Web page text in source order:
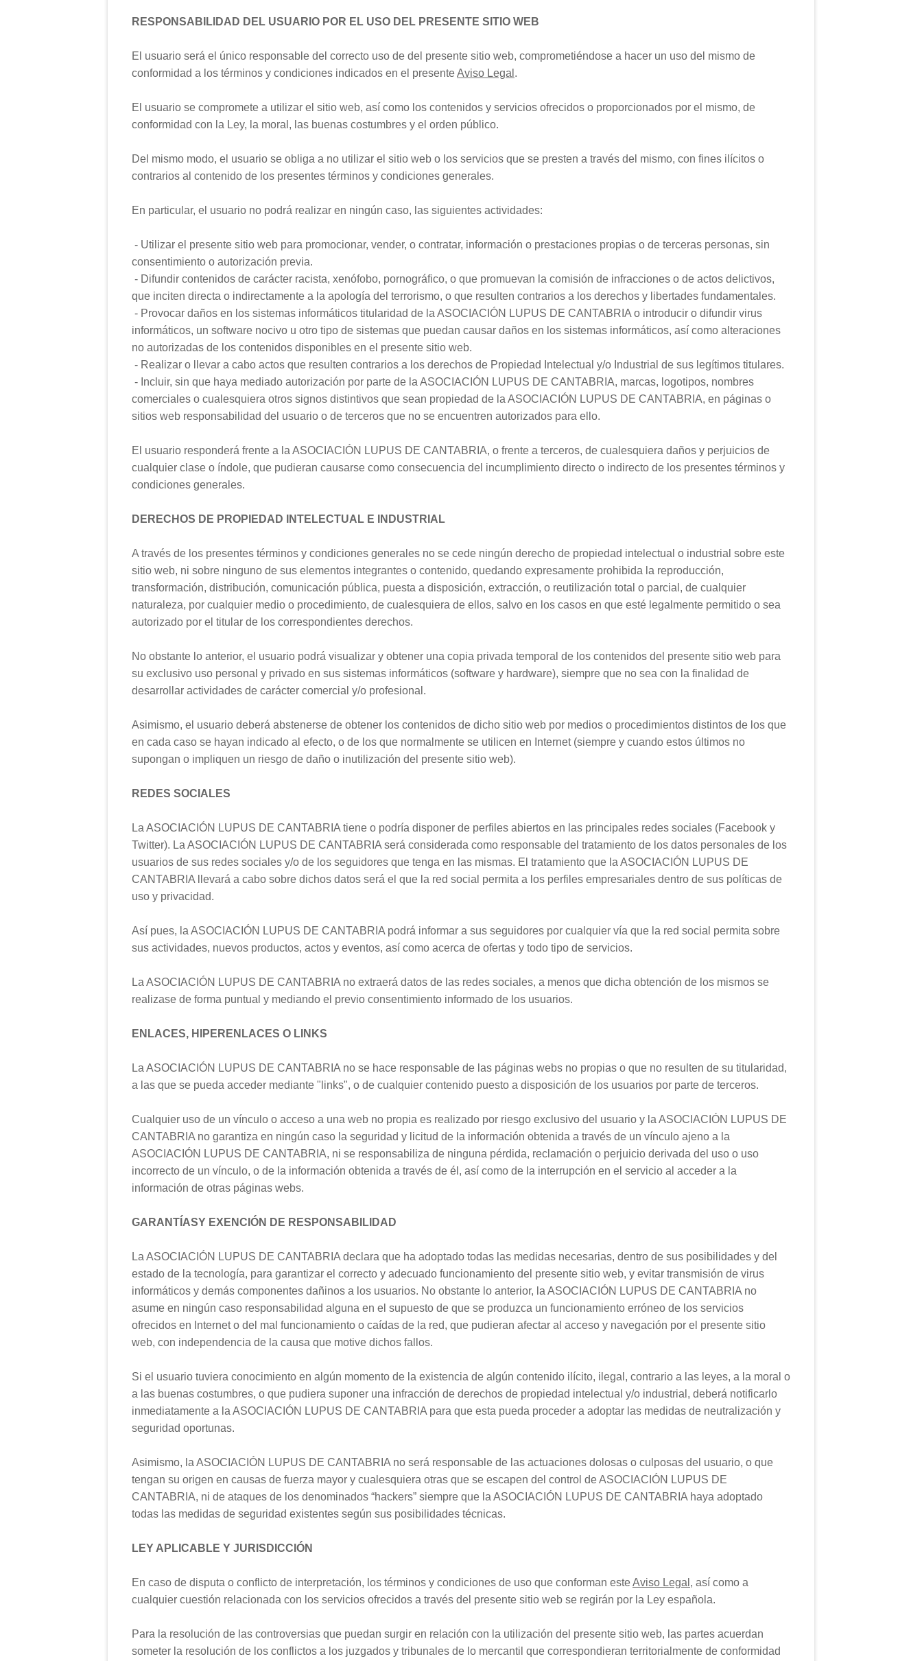
RESPONSABILIDAD DEL USUARIO POR EL USO DEL PRESENTE SITIO WEB
El usuario será el único responsable del correcto uso de del presente sitio web, comprometiéndose a hacer un uso del mismo de
conformidad a los términos y condiciones indicados en el presenteAviso Legal .
El usuario se compromete a utilizar el sitio web, así como los contenidos y servicios ofrecidos o proporcionados por el mismo, de
conformidad con la Ley, la moral, las buenas costumbres y el orden público.
Del mismo modo, el usuario se obliga a no utilizar el sitio web o los servicios que se presten a través del mismo, con fines ilícitos o
contrarios al contenido de los presentes términos y condiciones generales.
En particular, el usuario no podrá realizar en ningún caso, las siguientes actividades:
- Utilizar el presente sitio web para promocionar, vender, o contratar, información o prestaciones propias o de terceras personas, sin
consentimiento o autorización previa.
- Difundir contenidos de carácter racista, xenófobo, pornográfico, o que promuevan la comisión de infracciones o de actos delictivos,
que inciten directa o indirectamente a la apología del terrorismo, o que resulten contrarios a los derechos y libertades fundamentales.
- Provocar daños en los sistemas informáticos titularidad de la ASOCIACIÓN LUPUS DE CANTABRIA o introducir o difundir virus
informáticos, un software nocivo u otro tipo de sistemas que puedan causar daños en los sistemas informáticos, así como alteraciones
no autorizadas de los contenidos disponibles en el presente sitio web.
- Realizar o llevar a cabo actos que resulten contrarios a los derechos de Propiedad Intelectual y/o Industrial de sus legítimos titulares.
- Incluir, sin que haya mediado autorización por parte de la ASOCIACIÓN LUPUS DE CANTABRIA, marcas, logotipos, nombres
comerciales o cualesquiera otros signos distintivos que sean propiedad de la ASOCIACIÓN LUPUS DE CANTABRIA, en páginas o
sitios web responsabilidad del usuario o de terceros que no se encuentren autorizados para ello.
El usuario responderá frente a la ASOCIACIÓN LUPUS DE CANTABRIA, o frente a terceros, de cualesquiera daños y perjuicios de
cualquier clase o índole, que pudieran causarse como consecuencia del incumplimiento directo o indirecto de los presentes términos y
condiciones generales.
DERECHOS DE PROPIEDAD INTELECTUAL E INDUSTRIAL
A través de los presentes términos y condiciones generales no se cede ningún derecho de propiedad intelectual o industrial sobre este
sitio web, ni sobre ninguno de sus elementos integrantes o contenido, quedando expresamente prohibida la reproducción,
transformación, distribución, comunicación pública, puesta a disposición, extracción, o reutilización total o parcial, de cualquier
naturaleza, por cualquier medio o procedimiento, de cualesquiera de ellos, salvo en los casos en que esté legalmente permitido o sea
autorizado por el titular de los correspondientes derechos.
No obstante lo anterior, el usuario podrá visualizar y obtener una copia privada temporal de los contenidos del presente sitio web para
su exclusivo uso personal y privado en sus sistemas informáticos (software y hardware), siempre que no sea con la finalidad de
desarrollar actividades de carácter comercial y/o profesional.
Asimismo, el usuario deberá abstenerse de obtener los contenidos de dicho sitio web por medios o procedimientos distintos de los que
en cada caso se hayan indicado al efecto, o de los que normalmente se utilicen en Internet (siempre y cuando estos últimos no
supongan o impliquen un riesgo de daño o inutilización del presente sitio web).
REDES SOCIALES
La ASOCIACIÓN LUPUS DE CANTABRIA tiene o podría disponer de perfiles abiertos en las principales redes sociales (Facebook y
Twitter). La ASOCIACIÓN LUPUS DE CANTABRIA será considerada como responsable del tratamiento de los datos personales de los
usuarios de sus redes sociales y/o de los seguidores que tenga en las mismas. El tratamiento que la ASOCIACIÓN LUPUS DE
CANTABRIA llevará a cabo sobre dichos datos será el que la red social permita a los perfiles empresariales dentro de sus políticas de
uso y privacidad.
Así pues, la ASOCIACIÓN LUPUS DE CANTABRIA podrá informar a sus seguidores por cualquier vía que la red social permita sobre
sus actividades, nuevos productos, actos y eventos, así como acerca de ofertas y todo tipo de servicios.
La ASOCIACIÓN LUPUS DE CANTABRIA no extraerá datos de las redes sociales, a menos que dicha obtención de los mismos se
realizase de forma puntual y mediando el previo consentimiento informado de los usuarios.
ENLACES, HIPERENLACES O LINKS
La ASOCIACIÓN LUPUS DE CANTABRIA no se hace responsable de las páginas webs no propias o que no resulten de su titularidad,
a las que se pueda acceder mediante "links", o de cualquier contenido puesto a disposición de los usuarios por parte de terceros.
Cualquier uso de un vínculo o acceso a una web no propia es realizado por riesgo exclusivo del usuario y la ASOCIACIÓN LUPUS DE
CANTABRIA no garantiza en ningún caso la seguridad y licitud de la información obtenida a través de un vínculo ajeno a la
ASOCIACIÓN LUPUS DE CANTABRIA, ni se responsabiliza de ninguna pérdida, reclamación o perjuicio derivada del uso o uso
incorrecto de un vínculo, o de la información obtenida a través de él, así como de la interrupción en el servicio al acceder a la
información de otras páginas webs.
GARANTÍASY EXENCIÓN DE RESPONSABILIDAD
La ASOCIACIÓN LUPUS DE CANTABRIA declara que ha adoptado todas las medidas necesarias, dentro de sus posibilidades y del
estado de la tecnología, para garantizar el correcto y adecuado funcionamiento del presente sitio web, y evitar transmisión de virus
informáticos y demás componentes dañinos a los usuarios. No obstante lo anterior, la ASOCIACIÓN LUPUS DE CANTABRIA no
asume en ningún caso responsabilidad alguna en el supuesto de que se produzca un funcionamiento erróneo de los servicios
ofrecidos en Internet o del mal funcionamiento o caídas de la red, que pudieran afectar al acceso y navegación por el presente sitio
web, con independencia de la causa que motive dichos fallos.
Si el usuario tuviera conocimiento en algún momento de la existencia de algún contenido ilícito, ilegal, contrario a las leyes, a la moral o
a las buenas costumbres, o que pudiera suponer una infracción de derechos de propiedad intelectual y/o industrial, deberá notificarlo
inmediatamente a la ASOCIACIÓN LUPUS DE CANTABRIA para que esta pueda proceder a adoptar las medidas de neutralización y
seguridad oportunas.
Asimismo, la ASOCIACIÓN LUPUS DE CANTABRIA no será responsable de las actuaciones dolosas o culposas del usuario, o que
tengan su origen en causas de fuerza mayor y cualesquiera otras que se escapen del control de ASOCIACIÓN LUPUS DE
CANTABRIA, ni de ataques de los denominados “hackers” siempre que la ASOCIACIÓN LUPUS DE CANTABRIA haya adoptado
todas las medidas de seguridad existentes según sus posibilidades técnicas.
LEY APLICABLE Y JURISDICCIÓN
En caso de disputa o conflicto de interpretación, los términos y condiciones de uso que conforman esteAviso Legal , así como a
cualquier cuestión relacionada con los servicios ofrecidos a través del presente sitio web se regirán por la Ley española.
Para la resolución de las controversias que puedan surgir en relación con la utilización del presente sitio web, las partes acuerdan
someter la resolución de los conflictos a los juzgados y tribunales de lo mercantil que correspondieran territorialmente de conformidad